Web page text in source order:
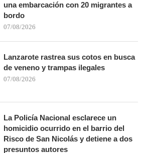
una embarcación con 20 migrantes a
bordo
07/08/2026
Lanzarote rastrea sus cotos en busca
de veneno y trampas ilegales
07/08/2026
La Policía Nacional esclarece un
homicidio ocurrido en el barrio del
Risco de San Nicolás y detiene a dos
presuntos autores